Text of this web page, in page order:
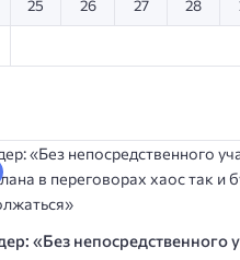
25 26 27 28
«Без непосредственного